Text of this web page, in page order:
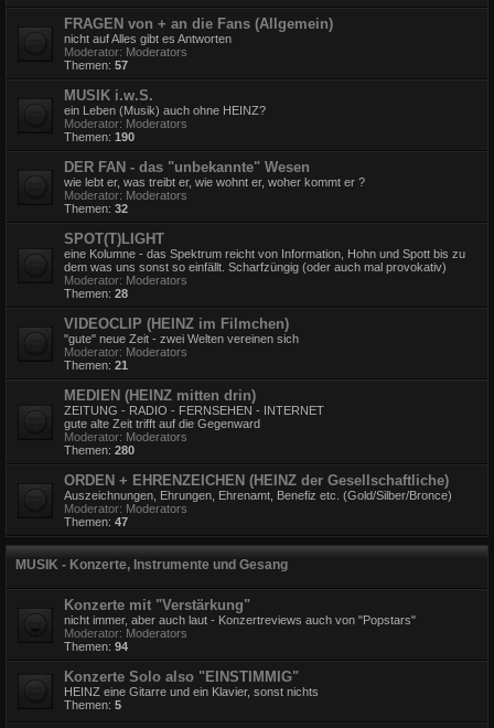
FRAGEN von + an die Fans (Allgemein)
nicht auf Alles gibt es Antworten
Moderator: Moderators
Themen: 57
MUSIK i.w.S.
ein Leben (Musik) auch ohne HEINZ?
Moderator: Moderators
Themen: 190
DER FAN - das "unbekannte" Wesen
wie lebt er, was treibt er, wie wohnt er, woher kommt er ?
Moderator: Moderators
Themen: 32
SPOT(T)LIGHT
eine Kolumne - das Spektrum reicht von Information, Hohn und Spott bis zu
dem was uns sonst so einfällt. Scharfzüngig (oder auch mal provokativ)
Moderator: Moderators
Themen: 28
VIDEOCLIP (HEINZ im Filmchen)
"gute" neue Zeit - zwei Welten vereinen sich
Moderator: Moderators
Themen: 21
MEDIEN (HEINZ mitten drin)
ZEITUNG - RADIO - FERNSEHEN - INTERNET
gute alte Zeit trifft auf die Gegenward
Moderator: Moderators
Themen: 280
ORDEN + EHRENZEICHEN (HEINZ der Gesellschaftliche)
Auszeichnungen, Ehrungen, Ehrenamt, Benefiz etc. (Gold/Silber/Bronce)
Moderator: Moderators
Themen: 47
MUSIK - Konzerte, Instrumente und Gesang
Konzerte mit "Verstärkung"
nicht immer, aber auch laut - Konzertreviews auch von "Popstars"
Moderator: Moderators
Themen: 94
Konzerte Solo also "EINSTIMMIG"
HEINZ eine Gitarre und ein Klavier, sonst nichts
Themen: 5